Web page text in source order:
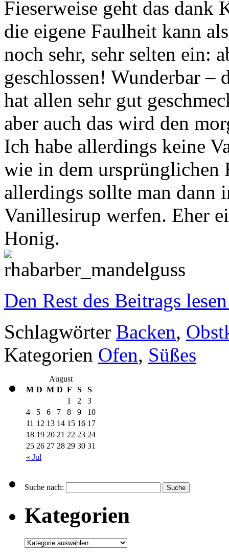
Fieserweise geht das dank
die eigene Faulheit kann
noch sehr, sehr selten ein:
geschlossen! Wunderbar –
hat allen sehr gut
aber auch das wird den
Ich habe allerdings keine
wie in dem ursprünglichen
allerdings sollte man dann
Vanillesirup werfen. Eher
Honig.
Den Rest des Beitrags
Schlagwörter Backen,
Kategorien Ofen, Süßes
August
M D M D F S S
« Jul
1 2
3
4
5 6 7 8 9
10
11 12 13 14 15 16 17
18 19 20 21 22 23 24
25 26 27 28 29 30 31
Suche nach:
Kategorien